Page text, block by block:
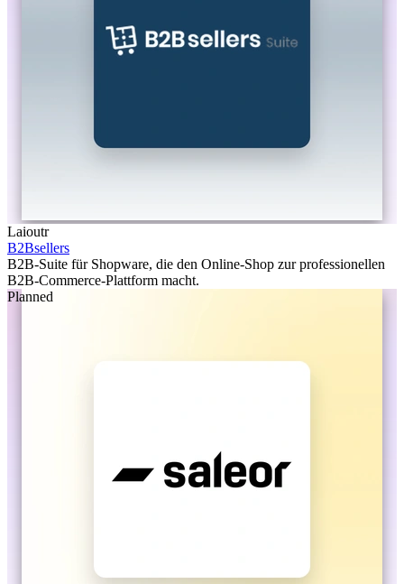
Laioutr
B2Bsellers
B2B-Suite für Shopware, die den Online-Shop zur professionellen
B2B-Commerce-Plattform macht.
Planned